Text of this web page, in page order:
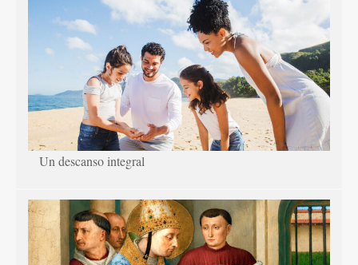
Un descanso integral